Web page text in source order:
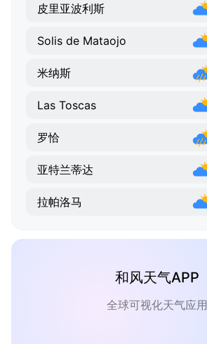
皮里亚波利斯
Solis de Mataojo
米纳斯
Las Toscas
罗恰
亚特兰蒂达
拉帕洛马
和风天气APP
全球可视化天气应用